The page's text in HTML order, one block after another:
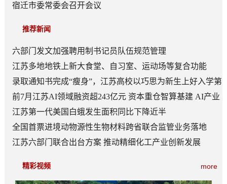
宿迁市委常委会召开会议
推荐新闻
六部门发文加强聘用制书记员队伍规范管理
江苏多地地铁上新大食堂、自习室、运动场等复合功能
——从“客流通道”到“生活场景”
录取通知书完成“瘦身”，江苏高校以巧思为新生上好入学第
一课
前7月江苏AI领域融资超243亿元 资本重仓智算基建 AI产业
底盘夯实
江苏第一代美国白蛾发生面积同比下降近半
全国首票进境动物源性生物材料跨省联合监管业务落地
江苏六部门联合出台方案 推动精细化工产业创新发展
more
精彩视频